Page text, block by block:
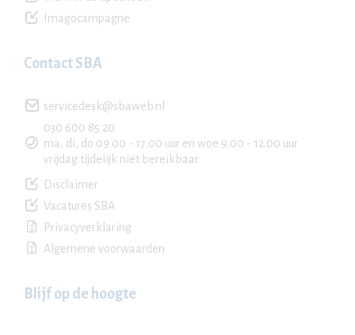
Imagocampagne
Contact SBA
servicedesk@sbaweb.nl
030 600 85 20
ma, di, do 09.00 - 17.00 uur en woe 9.00 - 12.00 uur
vrijdag tijdelijk niet bereikbaar
Disclaimer
Vacatures SBA
Privacyverklaring
Algemene voorwaarden
Blijf op de hoogte